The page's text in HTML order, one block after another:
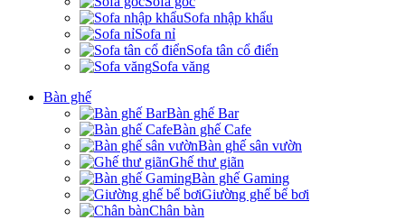
Sofa nhập khẩu
Sofa nỉ
Sofa tân cổ điển
Sofa văng
Bàn ghế
Bàn ghế Bar
Bàn ghế Cafe
Bàn ghế sân vườn
Ghế thư giãn
Bàn ghế Gaming
Giường ghế bể bơi
Chân bàn